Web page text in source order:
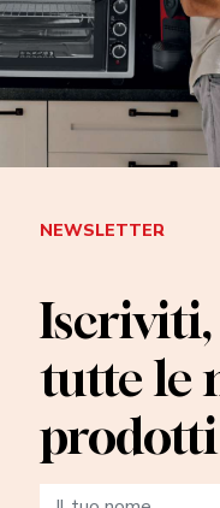
NEWSLETTER
tutte le
prodotti